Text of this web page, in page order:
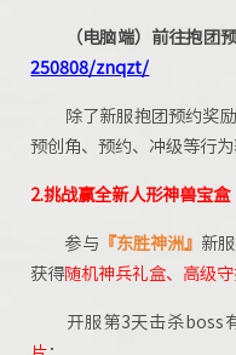
（电脑端）前往抱团预
250808/znqzt/
除了新服抱团预约奖励
预创角、预约、冲级等行
2.挑战赢全新人形神兽宝盒
参与 『东胜神洲』 新
获得随机神兵礼盒、高级
开服第3天击杀boss